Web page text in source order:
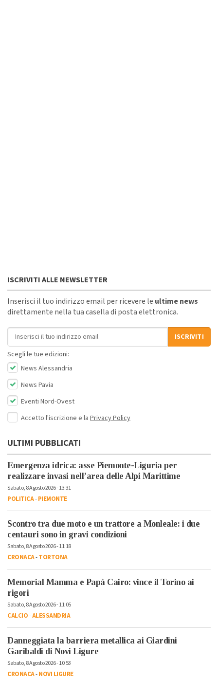
ISCRIVITI ALLE NEWSLETTER
Inserisci il tuo indirizzo email per ricevere le ultime news
direttamente nella tua casella di posta elettronica.
Indirizzo email
ISCRIVITI
Scegli le tue edizioni:
News Alessandria
News Pavia
Eventi Nord-Ovest
Accetto l'iscrizione e la Privacy Policy
ULTIMI PUBBLICATI
Emergenza idrica: asse Piemonte-Liguria per
realizzare invasi nell’area delle Alpi Marittime
Sabato, 8 Agosto 2026 - 13:31
POLITICA-PIEMONTE
Scontro tra due moto e un trattore a Monleale: i due
centauri sono in gravi condizioni
Sabato, 8 Agosto 2026 - 11:18
CRONACA-TORTONA
Memorial Mamma e Papà Cairo: vince il Torino ai
rigori
Sabato, 8 Agosto 2026 - 11:05
CALCIO-ALESSANDRIA
Danneggiata la barriera metallica ai Giardini
Garibaldi di Novi Ligure
Sabato, 8 Agosto 2026 - 10:53
CRONACA-NOVI LIGURE